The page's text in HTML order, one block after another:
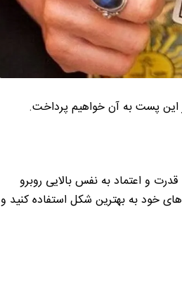
و اعتماد به نفس بالایی روبرو
خود به بهترین شکل استفاده کنید و